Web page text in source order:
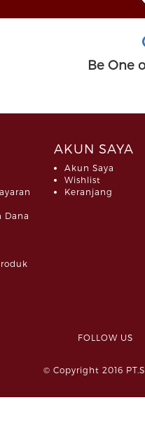
Be One
Dana
AKUN SAYA
Akun Saya
Wishlist
Keranjang
FOLLOW
© Copyright 2016